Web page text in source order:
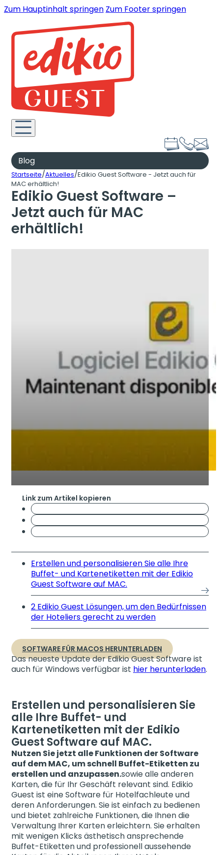
Zum Hauptinhalt springen Zum Footer springen
Blog
Startseite/Aktuelles/Edikio Guest Software - Jetzt auch für
MAC erhältlich!
Edikio Guest Software –
Jetzt auch für MAC
erhältlich!
Link zum Artikel kopieren
Erstellen und personalisieren Sie alle Ihre
Buffet- und Kartenetiketten mit der Edikio
Guest Software auf MAC.
2 Edikio Guest Lösungen, um den Bedürfnissen
der Hoteliers gerecht zu werden
SOFTWARE FÜR MACOS HERUNTERLADEN
Das neueste Update der Edikio Guest Software ist
auch für Windows verfügbar ist hier herunterladen.
Erstellen und personalisieren Sie
alle Ihre Buffet- und
Kartenetiketten mit der Edikio
Guest Software auf MAC.
Nutzen Sie jetzt alle Funktionen der Software
auf dem MAC, um schnell Buffet-Etiketten zu
erstellen und anzupassen.sowie alle anderen
Karten, die für Ihr Geschäft relevant sind. Edikio
Guest ist eine Software für Hotelfachleute und
deren Anforderungen. Sie ist einfach zu bedienen
und bietet zahlreiche Funktionen, die Ihnen die
Verwaltung Ihrer Karten erleichtern. Sie erhalten
mit wenigen Klicks ästhetisch ansprechende
Buffet-Etiketten und professionell aussehende